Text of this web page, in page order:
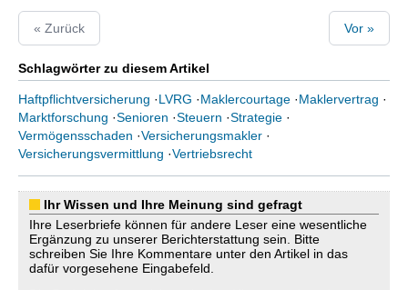
« Zurück Vor »
Schlagwörter zu diesem Artikel
Haftpflichtversicherung ·LVRG ·Maklercourtage ·Maklervertrag ·
Marktforschung ·Senioren ·Steuern ·Strategie ·
Vermögensschaden ·Versicherungsmakler ·
Versicherungsvermittlung ·Vertriebsrecht
Ihr Wissen und Ihre Meinung sind gefragt
Ihre Leserbriefe können für andere Leser eine wesentliche
Ergänzung zu unserer Berichterstattung sein. Bitte
schreiben Sie Ihre Kommentare unter den Artikel in das
dafür vorgesehene Eingabefeld.